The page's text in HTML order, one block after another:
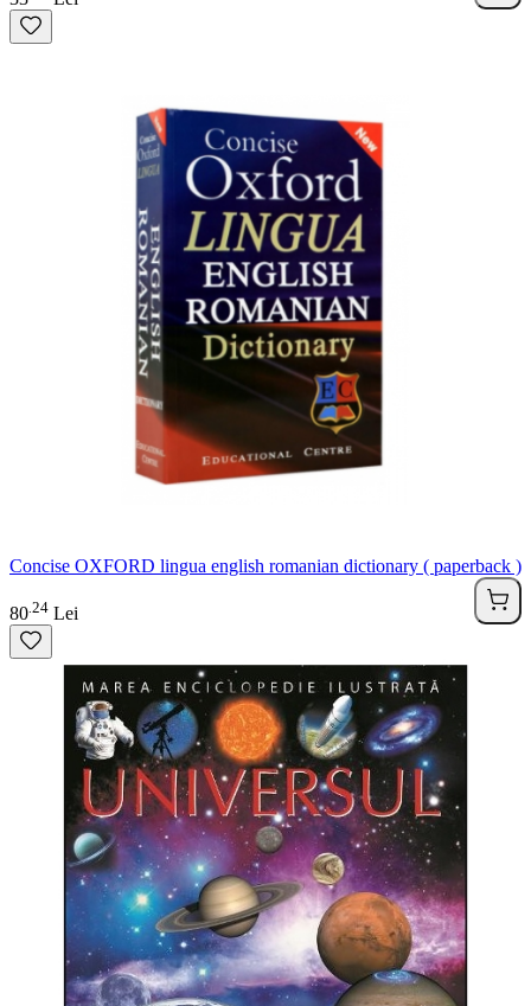
Concise OXFORD lingua english romanian dictionary ( paperback )
80 24 Lei